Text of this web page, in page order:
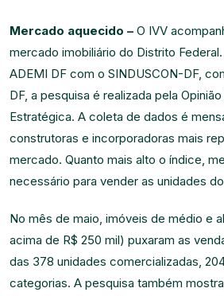
Mercado aquecido – O IVV
mercado imobiliário do Distrito
ADEMI DF com o SINDUSCON-DF,
DF, a pesquisa é realizada pela
Estratégica. A coleta de dados é
construtoras e incorporadoras mais
mercado. Quanto mais alto o índice,
necessário para vender as unidades
No mês de maio, imóveis de médio e
acima de R$ 250 mil) puxaram as
das 378 unidades comercializadas,
categorias. A pesquisa também